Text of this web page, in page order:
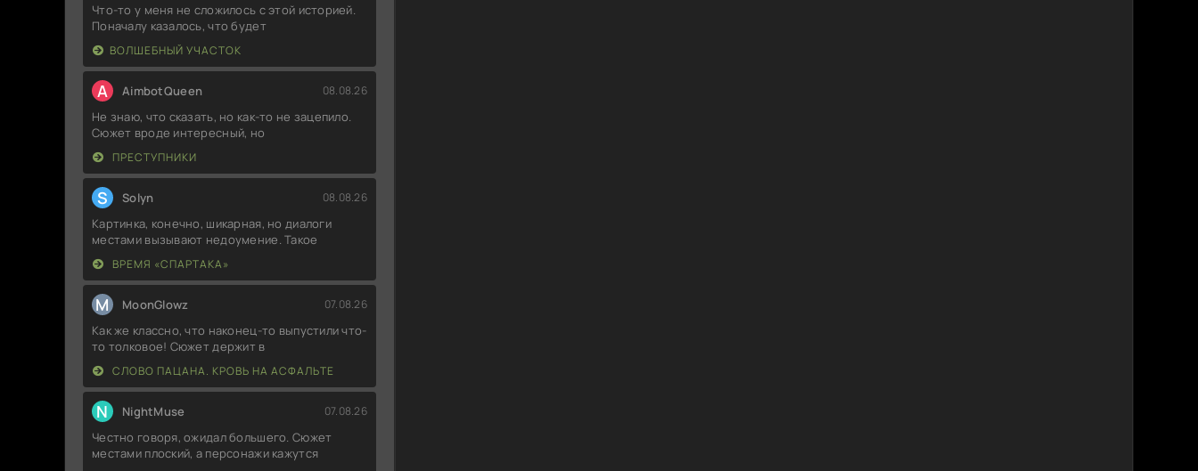
Что-то у меня не сложилось с этой историей.
Поначалу казалось, что будет
ВОЛШЕБНЫЙ УЧАСТОК
A AimbotQueen 08.08.26
Не знаю, что сказать, но как-то не зацепило.
Сюжет вроде интересный, но
ПРЕСТУПНИКИ
S Solyn 08.08.26
Картинка, конечно, шикарная, но диалоги
местами вызывают недоумение. Такое
ВРЕМЯ «СПАРТАКА»
M MoonGlowz 07.08.26
Как же классно, что наконец-то выпустили что-
то толковое! Сюжет держит в
СЛОВО ПАЦАНА. КРОВЬ НА АСФАЛЬТЕ
N NightMuse 07.08.26
Честно говоря, ожидал большего. Сюжет
местами плоский, а персонажи кажутся